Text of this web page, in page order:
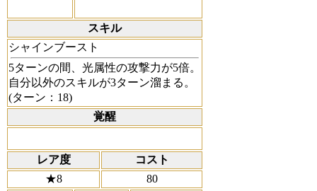
スキル
シャインブースト
5ターンの間、光属性の攻撃力が5倍。
自分以外のスキルが3ターン溜まる。
(ターン：18)
覚醒
レア度
コスト
★8
80